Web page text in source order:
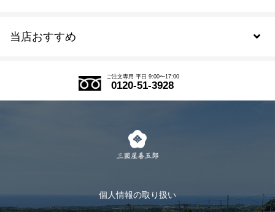
当店おすすめ
式部の香りシリーズ
お茶のギフト
会員規約について
ご注文専用 平日 9:00〜17:00
0120-51-3928
個人情報の取り扱い